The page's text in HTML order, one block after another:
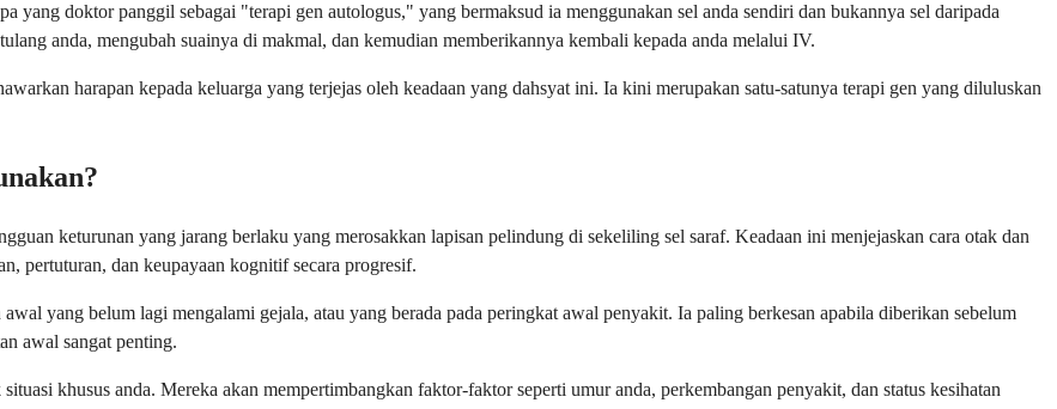
yang doktor panggil sebagai "terapi gen autologus," yang bermaksud ia menggunakan sel anda sendiri dan bukannya sel daripada
anda, mengubah suainya di makmal, dan kemudian memberikannya kembali kepada anda melalui IV.
harapan kepada keluarga yang terjejas oleh keadaan yang dahsyat ini. Ia kini merupakan satu-satunya terapi gen yang diluluskan
keturunan yang jarang berlaku yang merosakkan lapisan pelindung di sekeliling sel saraf. Keadaan ini menjejaskan cara otak dan
pertuturan, dan keupayaan kognitif secara progresif.
yang belum lagi mengalami gejala, atau yang berada pada peringkat awal penyakit. Ia paling berkesan apabila diberikan sebelum
awal sangat penting.
khusus anda. Mereka akan mempertimbangkan faktor-faktor seperti umur anda, perkembangan penyakit, dan status kesihatan